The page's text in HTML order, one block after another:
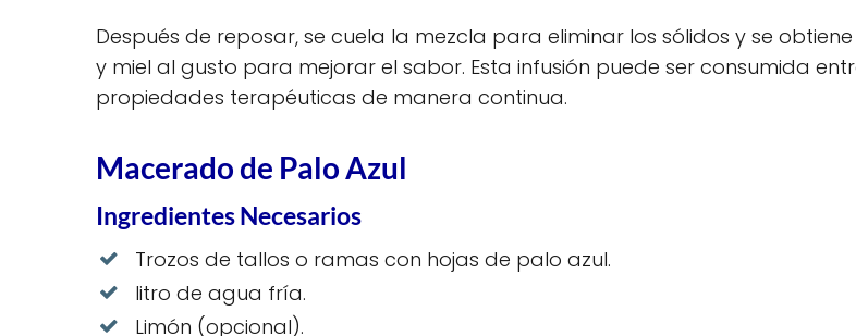
Después de reposar, se cuela la mezcla para eliminar los sólidos y se
y miel al gusto para mejorar el sabor. Esta infusión puede ser consumida
propiedades terapéuticas de manera continua.
Macerado de Palo Azul
Ingredientes Necesarios
Trozos de tallos o ramas con hojas de palo azul.
litro de agua fría.
Limón (opcional).